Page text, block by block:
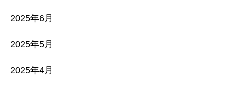
2025年6月
2025年5月
2025年4月